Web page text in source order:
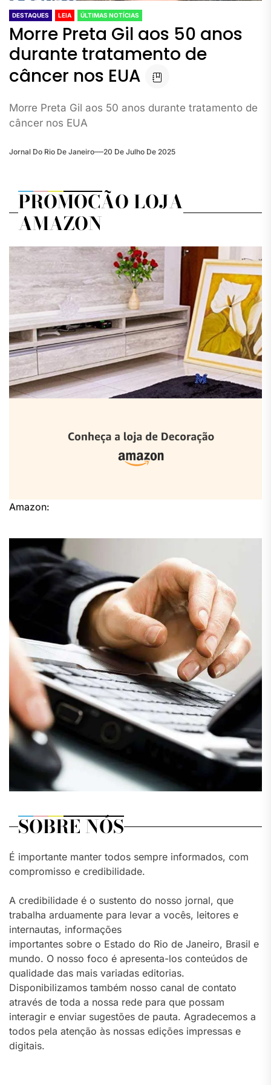
DESTAQUES LEIA ÚLTIMAS NOTÍCIAS
Morre Preta Gil aos 50 anos
durante tratamento de
câncer nos EUA
Morre Preta Gil aos 50 anos durante tratamento de
câncer nos EUA
Jornal Do Rio De Janeiro 20 De Julho De 2025
PROMOÇÃO LOJA
AMAZON
Amazon:
SOBRE NÓS
É importante manter todos sempre informados, com
compromisso e credibilidade.
A credibilidade é o sustento do nosso jornal, que
trabalha arduamente para levar a vocês, leitores e
internautas, informações
importantes sobre o Estado do Rio de Janeiro, Brasil e
mundo. O nosso foco é apresenta-los conteúdos de
qualidade das mais variadas editorias.
Disponibilizamos também nosso canal de contato
através de toda a nossa rede para que possam
interagir e enviar sugestões de pauta. Agradecemos a
todos pela atenção às nossas edições impressas e
digitais.